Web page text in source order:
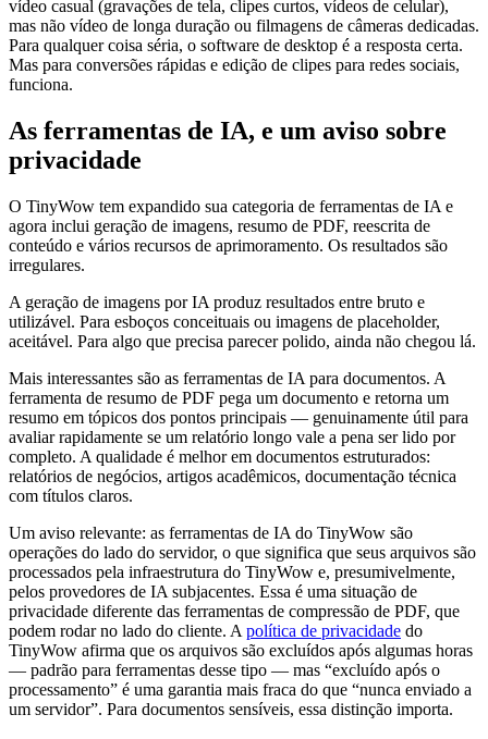
vídeo casual (gravações de tela, clipes curtos, vídeos de celular),
mas não vídeo de longa duração ou filmagens de câmeras dedicadas.
Para qualquer coisa séria, o software de desktop é a resposta certa.
Mas para conversões rápidas e edição de clipes para redes sociais,
funciona.
As ferramentas de IA, e um aviso sobre
privacidade
O TinyWow tem expandido sua categoria de ferramentas de IA e
agora inclui geração de imagens, resumo de PDF, reescrita de
conteúdo e vários recursos de aprimoramento. Os resultados são
irregulares.
A geração de imagens por IA produz resultados entre bruto e
utilizável. Para esboços conceituais ou imagens de placeholder,
aceitável. Para algo que precisa parecer polido, ainda não chegou lá.
Mais interessantes são as ferramentas de IA para documentos. A
ferramenta de resumo de PDF pega um documento e retorna um
resumo em tópicos dos pontos principais — genuinamente útil para
avaliar rapidamente se um relatório longo vale a pena ser lido por
completo. A qualidade é melhor em documentos estruturados:
relatórios de negócios, artigos acadêmicos, documentação técnica
com títulos claros.
Um aviso relevante: as ferramentas de IA do TinyWow são
operações do lado do servidor, o que significa que seus arquivos são
processados pela infraestrutura do TinyWow e, presumivelmente,
pelos provedores de IA subjacentes. Essa é uma situação de
privacidade diferente das ferramentas de compressão de PDF, que
podem rodar no lado do cliente. A política de privacidade do
TinyWow afirma que os arquivos são excluídos após algumas horas
— padrão para ferramentas desse tipo — mas “excluído após o
processamento” é uma garantia mais fraca do que “nunca enviado a
um servidor”. Para documentos sensíveis, essa distinção importa.